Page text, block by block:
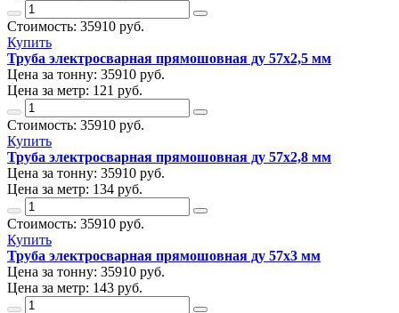
Стоимость: 35910 руб.
Купить
Труба электросварная прямошовная ду 57х2,5 мм
Цена за тонну: 35910 руб.
Цена за метр: 121 руб.
Стоимость: 35910 руб.
Купить
Труба электросварная прямошовная ду 57х2,8 мм
Цена за тонну: 35910 руб.
Цена за метр: 134 руб.
Стоимость: 35910 руб.
Купить
Труба электросварная прямошовная ду 57х3 мм
Цена за тонну: 35910 руб.
Цена за метр: 143 руб.